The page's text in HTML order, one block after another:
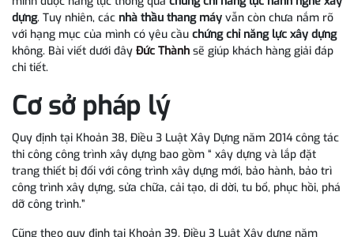
dựng. Tuy nhiên, các nhà thầu thang máy vẫn còn chưa nắm rõ
với hạng mục của mình có yêu cầu chứng chỉ năng lực xây dựng
không. Bài viết dưới đây Đức Thành sẽ giúp khách hàng giải đáp
chi tiết.
Cơ sở pháp lý
Quy định tại Khoản 38, Điều 3 Luật Xây Dựng năm 2014 công tác
thi công công trình xây dựng bao gồm “ xây dựng và lắp đặt
trang thiết bị đối với công trình xây dựng mới, bảo hành, bảo trì
công trình xây dựng, sửa chữa, cải tạo, di dời, tu bổ, phục hồi, phá
dỡ công trình.”
Cũng theo quy định tại Khoản 39, Điều 3 Luật Xây dựng năm